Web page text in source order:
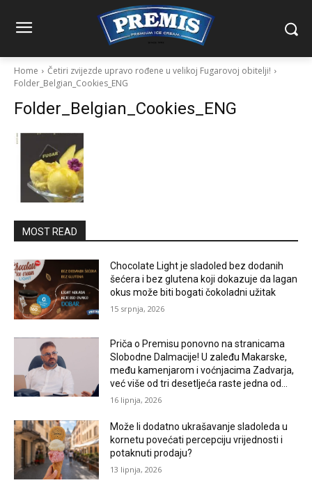
Home
Četiri zvijezde upravo rođene u velikoj Fugarovoj obitelji!
Folder_Belgian_Cookies_ENG
Folder_Belgian_Cookies_ENG
MOST READ
Chocolate Light je sladoled bez dodanih
šećera i bez glutena koji dokazuje da lagan
okus može biti bogati čokoladni užitak
15 srpnja, 2026
Priča o Premisu ponovno na stranicama
Slobodne Dalmacije! U zaleđu Makarske,
među kamenjarom i voćnjacima Zadvarja,
već više od tri desetljeća raste jedna od...
16 lipnja, 2026
Može li dodatno ukrašavanje sladoleda u
kornetu povećati percepciju vrijednosti i
potaknuti prodaju?
13 lipnja, 2026